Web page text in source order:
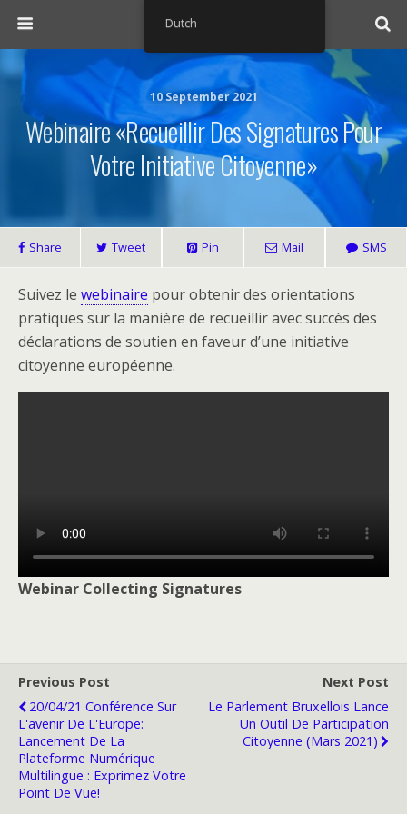
10 September 2021
Webinaire «Recueillir Des Signatures Pour
Votre Initiative Citoyenne»
Share Tweet Pin Mail SMS
Suivez le webinaire pour obtenir des orientations
pratiques sur la manière de recueillir avec succès des
déclarations de soutien en faveur d’une initiative
citoyenne européenne.
Webinar Collecting Signatures
Previous Post
20/04/21 Conférence Sur
L'avenir De L'Europe:
Lancement De La
Plateforme Numérique
Multilingue : Exprimez Votre
Point De Vue!
Next Post
Le Parlement Bruxellois Lance
Un Outil De Participation
Citoyenne (mars 2021)
Dutch